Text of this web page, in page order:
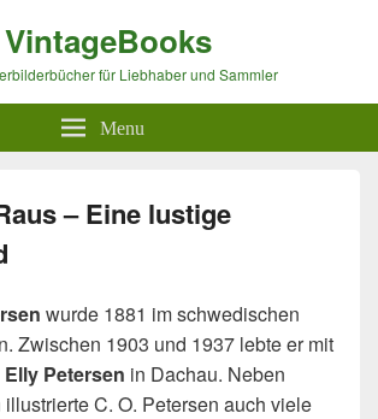
VintageBooks
für Liebhaber und Sammler
Menu
– Eine lustige
wurde 1881 im schwedischen
Zwischen 1903 und 1937 lebte er mit
Elly Petersen in Dachau. Neben
C. O. Petersen auch viele